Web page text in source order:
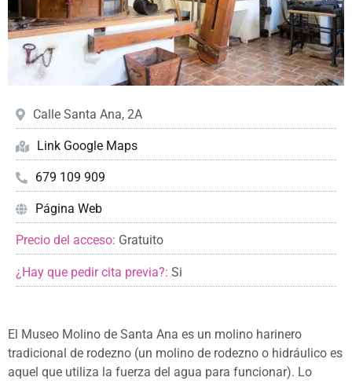
Calle Santa Ana, 2A
Link Google Maps
679 109 909
Página Web
Precio del acceso: Gratuito
¿Hay que pedir cita previa?: Si
El Museo Molino de Santa Ana es un molino harinero
tradicional de rodezno (un molino de rodezno o hidráulico es
aquel que utiliza la fuerza del agua para funcionar). Lo